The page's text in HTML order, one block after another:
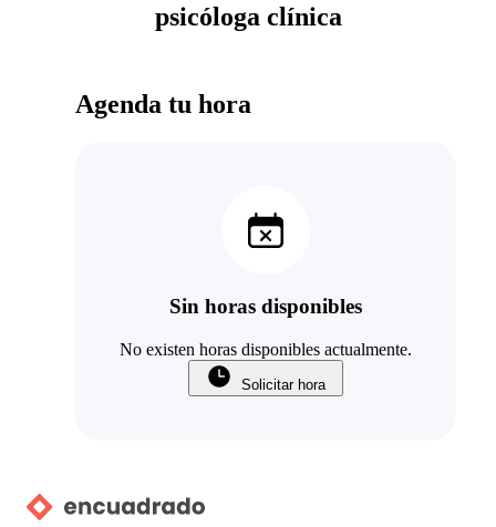
psicóloga clínica
Agenda tu hora
Sin horas disponibles
No existen horas disponibles actualmente.
Solicitar hora